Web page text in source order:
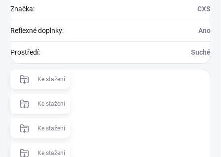
Značka: CXS
Reflexné doplnky: Ano
Prostředí: Suché
Ke stažení
Ke stažení
Ke stažení
Ke stažení